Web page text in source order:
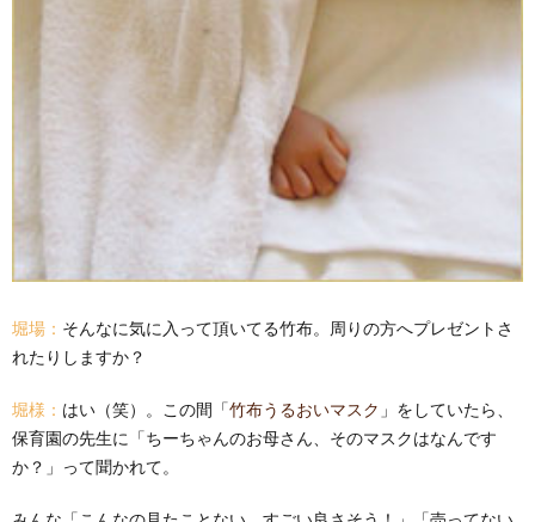
堀場： そんなに気に入って頂いてる竹布。周りの方へプレゼントさ
れたりしますか？
堀様： はい（笑）。この間「竹布うるおいマスク 」をしていたら、
保育園の先生に「ちーちゃんのお母さん、そのマスクはなんです
か？」って聞かれて。